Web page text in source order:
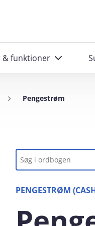
& funktioner
Pengestrøm
Nøgleord
PENGESTRØM